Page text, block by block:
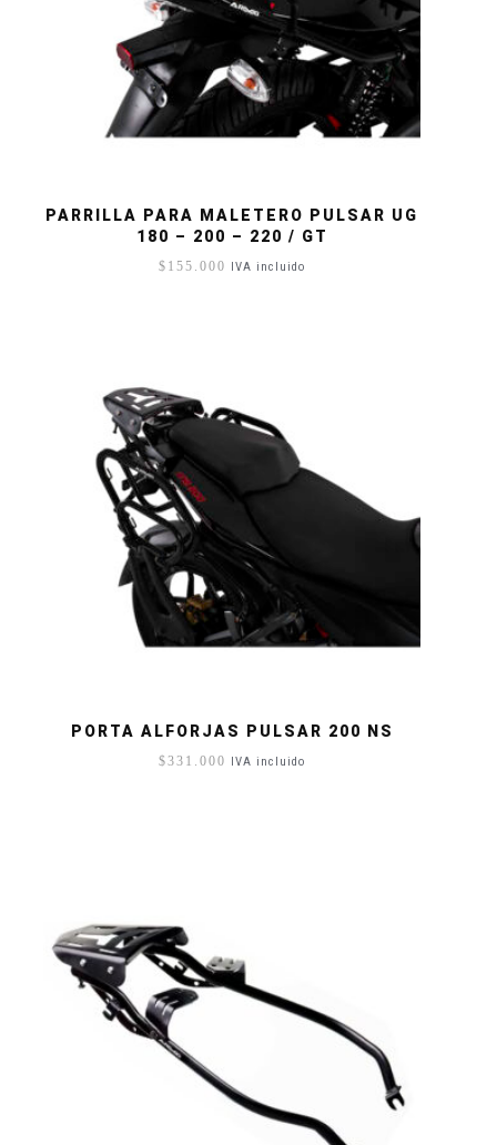
PARRILLA PARA MALETERO PULSAR UG
180 – 200 – 220 / GT
$ 155.000 IVA incluido
PORTA ALFORJAS PULSAR 200 NS
$331.000 IVA incluido